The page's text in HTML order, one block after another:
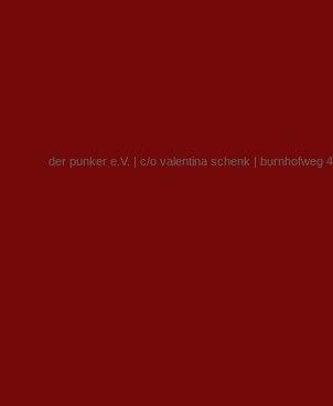
der punker e.V. | c/o valentina schenk | burnhofweg